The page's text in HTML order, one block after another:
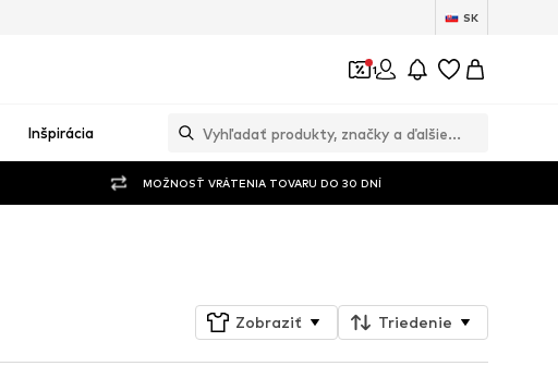
SK
1
Inšpirácia
MOŽNOSŤ VRÁTENIA TOVARU DO 30 DNÍ
Zobraziť Triedenie